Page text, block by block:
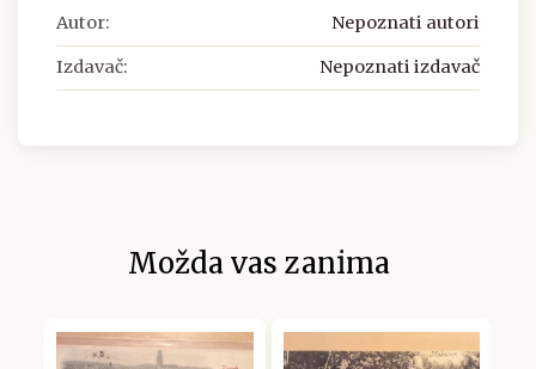
Autor: Nepoznati autori
Izdavač: Nepoznati izdavač
Možda vas zanima